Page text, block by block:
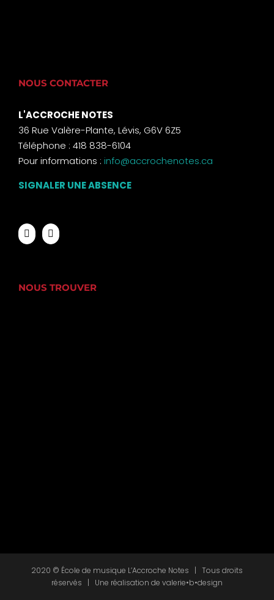
NOUS CONTACTER
L'ACCROCHE NOTES
36 Rue Valère-Plante, Lévis, G6V 6Z5
Téléphone : 418 838-6104
Pour informations : info@accrochenotes.ca
SIGNALER UNE ABSENCE
NOUS TROUVER
2020 © École de musique L’Accroche Notes | Tous droits
réservés | Une réalisation de valerie•b•design